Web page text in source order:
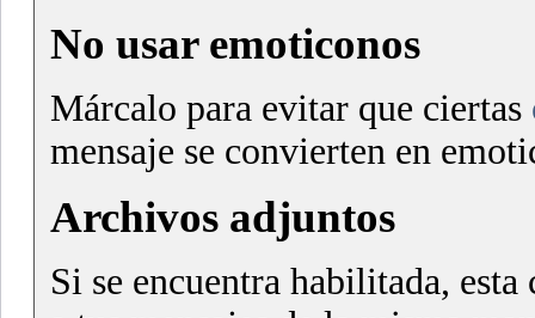
No usar emoticonos
Márcalo para evitar que ciertas
mensaje se convierten en
Archivos adjuntos
Si se encuentra habilitada,